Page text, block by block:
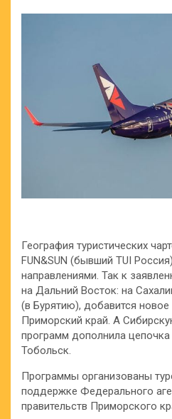
География туристических
FUN&SUN (бывший TUI
направлениями. Так к
на Дальний Восток: на
(в Бурятию), добавится новое
Приморский край. А
программ дополнила цепочка
Тобольск.
Программы организованы
поддержке Федерального
правительств Приморского